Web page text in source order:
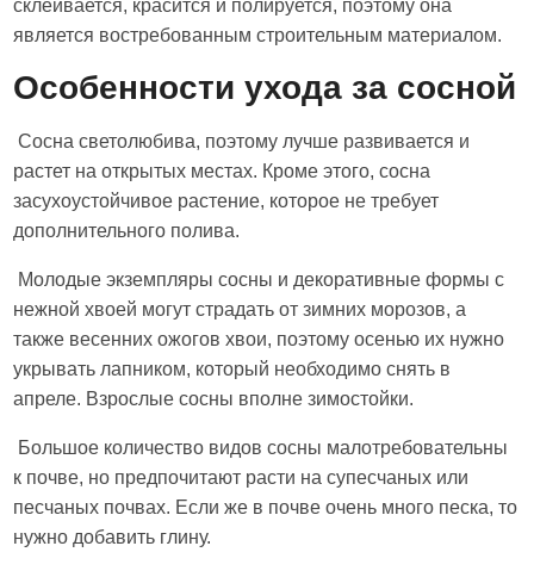
склеивается, красится и полируется, поэтому она
является востребованным строительным материалом.
Особенности ухода за сосной
Сосна светолюбива, поэтому лучше развивается и
растет на открытых местах. Кроме этого, сосна
засухоустойчивое растение, которое не требует
дополнительного полива.
Молодые экземпляры сосны и декоративные формы с
нежной хвоей могут страдать от зимних морозов, а
также весенних ожогов хвои, поэтому осенью их нужно
укрывать лапником, который необходимо снять в
апреле. Взрослые сосны вполне зимостойки.
Большое количество видов сосны малотребовательны
к почве, но предпочитают расти на супесчаных или
песчаных почвах. Если же в почве очень много песка, то
нужно добавить глину.